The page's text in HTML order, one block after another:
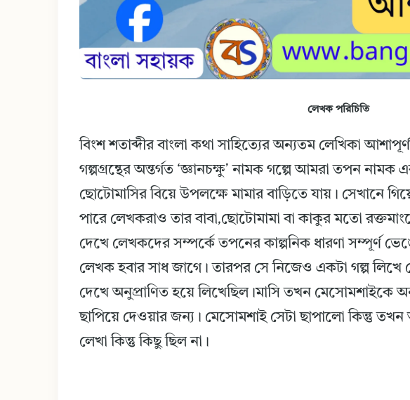
লেখক পরিচিতি
বিংশ শতাব্দীর বাংলা কথা সাহিত্যের অন্যতম লেখিকা
গল্পগ্রন্থের অন্তর্গত ‘জ্ঞানচক্ষু’ নামক গল্পে আমরা তপন
ছোটোমাসির বিয়ে উপলক্ষে মামার বাড়িতে যায়। সেখানে
পারে লেখকরাও তার বাবা,ছোটোমামা বা কাকুর মতো
দেখে লেখকদের সম্পর্কে তপনের কাল্পনিক ধারণা সম্পূর্ণ
লেখক হবার সাধ জাগে। তারপর সে নিজেও একটা গল্প
দেখে অনুপ্রাণিত হয়ে লিখেছিল।মাসি তখন মেসোমশাইকে
ছাপিয়ে দেওয়ার জন্য। মেসোমশাই সেটা ছাপালো কিন্তু
লেখা কিন্তু কিছু ছিল না।